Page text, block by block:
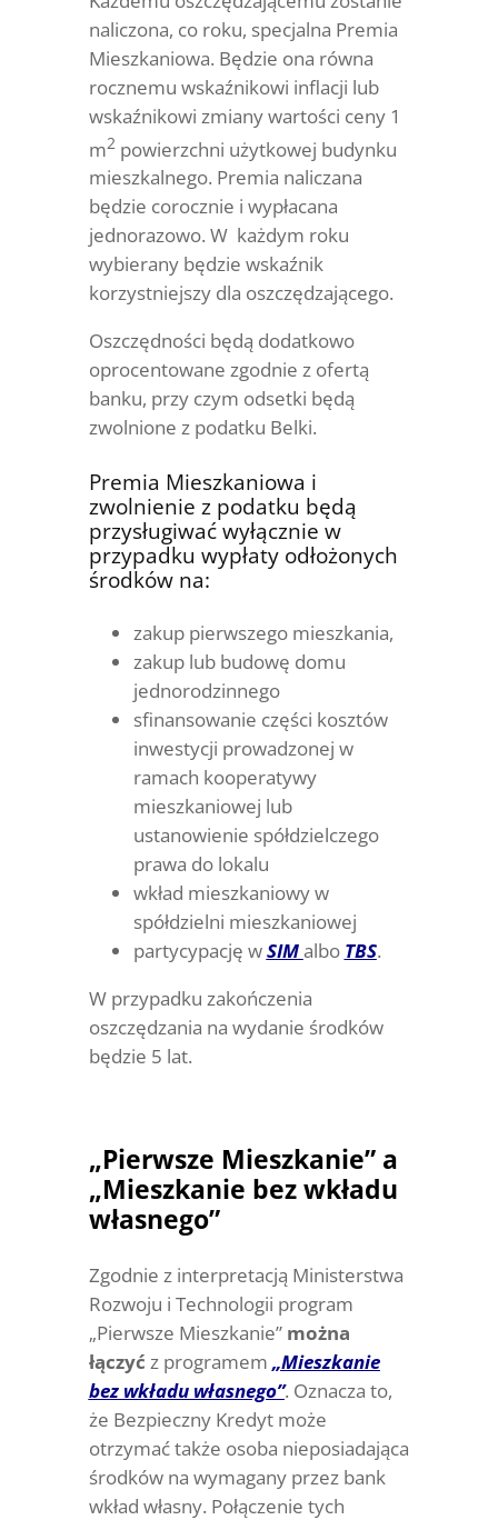
naliczona, co roku, specjalna Premia
Mieszkaniowa. Będzie ona równa
rocznemu wskaźnikowi inflacji lub
wskaźnikowi zmiany wartości ceny 1
m2powierzchni użytkowej budynku
mieszkalnego. Premia naliczana
będzie corocznie i wypłacana
jednorazowo. W każdym roku
wybierany będzie wskaźnik
korzystniejszy dla oszczędzającego.
Oszczędności będą dodatkowo
oprocentowane zgodnie z ofertą
banku, przy czym odsetki będą
zwolnione z podatku Belki.
Premia Mieszkaniowa i
zwolnienie z podatku będą
przysługiwać wyłącznie w
przypadku wypłaty odłożonych
środków na:
zakup pierwszego mieszkania,
zakup lub budowę domu
jednorodzinnego
sfinansowanie części kosztów
inwestycji prowadzonej w
ramach kooperatywy
mieszkaniowej lub
ustanowienie spółdzielczego
prawa do lokalu
wkład mieszkaniowy w
spółdzielni mieszkaniowej
partycypację wSIMalbo TBS.
W przypadku zakończenia
oszczędzania na wydanie środków
będzie 5 lat.
„Pierwsze Mieszkanie” a
„Mieszkanie bez wkładu
własnego”
Zgodnie z interpretacją Ministerstwa
Rozwoju i Technologii program
„Pierwsze Mieszkanie” można
łączyć z programem „Mieszkanie
bez wkładu własnego”. Oznacza to,
że Bezpieczny Kredyt może
otrzymać także osoba nieposiadająca
środków na wymagany przez bank
wkład własny. Połączenie tych